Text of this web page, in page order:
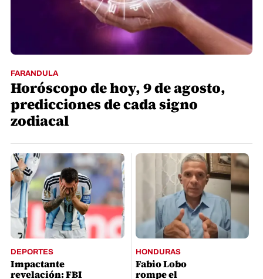
FARANDULA
Horóscopo de hoy, 9 de agosto,
predicciones de cada signo
zodiacal
DEPORTES
Impactante
revelación: FBI
HONDURAS
Fabio Lobo
rompe el